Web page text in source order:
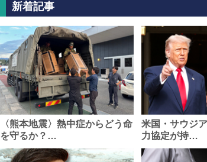
新着記事
〈熊本地震〉熱中症からどう命
を守るか？…
米国・サウジ
力協定が持…